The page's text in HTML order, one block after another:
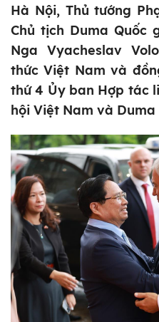
Hà Nội, Thủ tướng
Chủ tịch Duma Quốc
Nga Vyacheslav
thức Việt Nam và
thứ 4 Ủy ban Hợp tác
hội Việt Nam và